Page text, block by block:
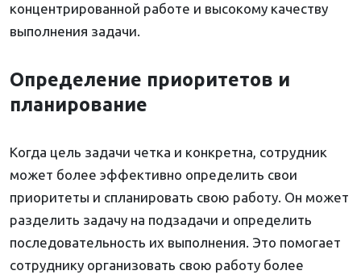
концентрированной работе и высокому качеству
выполнения задачи.
Определение приоритетов и
планирование
Когда цель задачи четка и конкретна, сотрудник
может более эффективно определить свои
приоритеты и спланировать свою работу. Он может
разделить задачу на подзадачи и определить
последовательность их выполнения. Это помогает
сотруднику организовать свою работу более